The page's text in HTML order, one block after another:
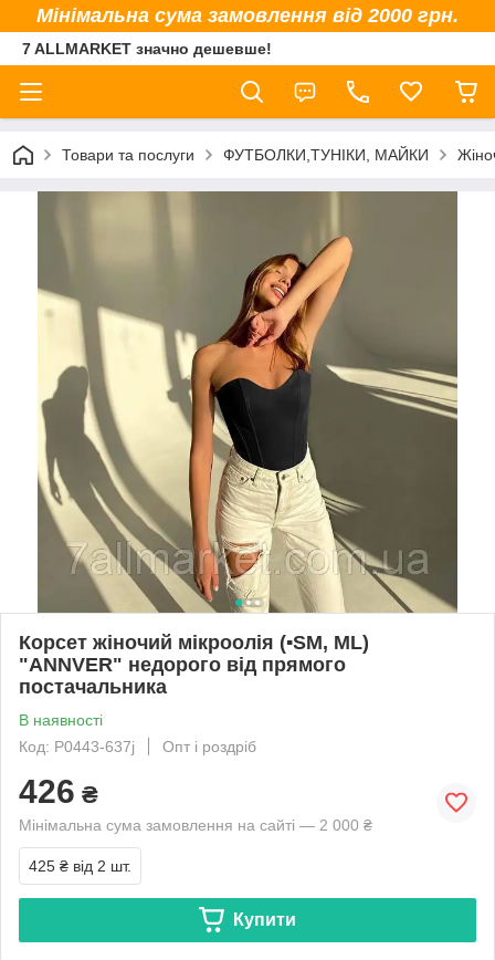
Мінімальна сума замовлення від 2000 грн.
7 ALLMARKET значно дешевше!
Товари та послуги ФУТБОЛКИ,ТУНІКИ, МАЙКИ
Корсет жіночий мікроолія (▪️SM, ML)
"ANNVER" недорого від прямого
постачальника
В наявності
Код: P0443-637j
Опт і роздріб
426 ₴
Мінімальна сума замовлення на сайті — 2 000 ₴
425 ₴ від 2 шт.
Купити